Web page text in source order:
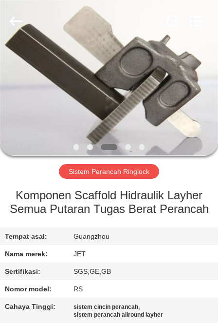
RUMAH
PRODUK
TUR
KONTROL
HUBUNGI
KAMI
PENAWARAN
System
Rights
Reserved.
Sistem Perancah Ringlock
Komponen Scaffold Hidraulik Layher
Semua Putaran Tugas Berat Perancah
Tempat asal: Guangzhou
Nama merek: JET
Sertifikasi: SGS,GE,GB
Nomor model: RS
Cahaya Tinggi: sistem cincin perancah,
sistem perancah allround layher